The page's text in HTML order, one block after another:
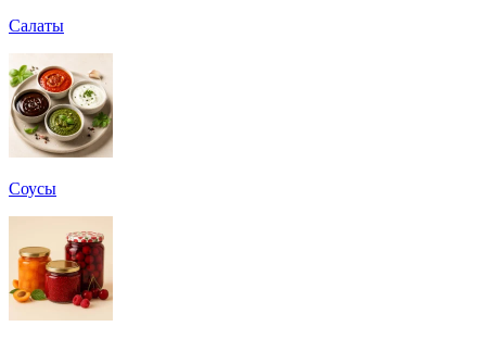
Салаты
Соусы